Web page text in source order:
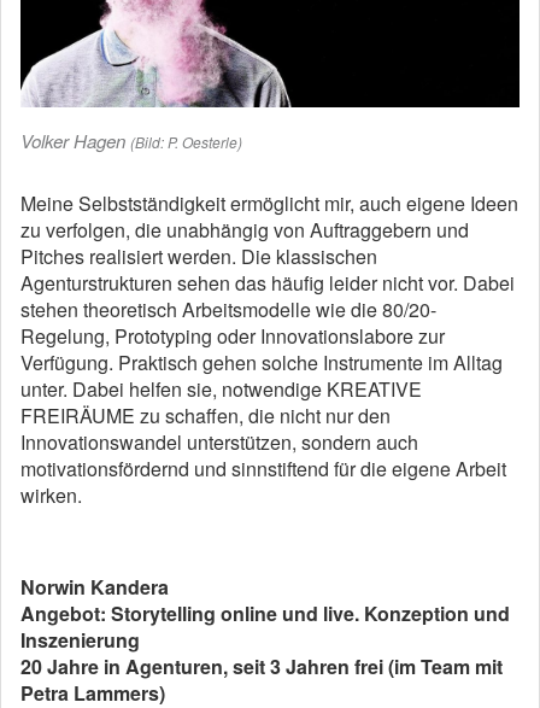
Volker Hagen (Bild: P. Oesterle)
Meine Selbstständigkeit ermöglicht mir, auch eigene Ideen
zu verfolgen, die unabhängig von Auftraggebern und
Pitches realisiert werden. Die klassischen
Agenturstrukturen sehen das häufig leider nicht vor. Dabei
stehen theoretisch Arbeitsmodelle wie die 80/20-
Regelung, Prototyping oder Innovationslabore zur
Verfügung. Praktisch gehen solche Instrumente im Alltag
unter. Dabei helfen sie, notwendige KREATIVE
FREIRÄUME zu schaffen, die nicht nur den
Innovationswandel unterstützen, sondern auch
motivationsfördernd und sinnstiftend für die eigene Arbeit
wirken.
Norwin Kandera
Angebot: Storytelling online und live. Konzeption und
Inszenierung
20 Jahre in Agenturen, seit 3 Jahren frei (im Team mit
Petra Lammers)